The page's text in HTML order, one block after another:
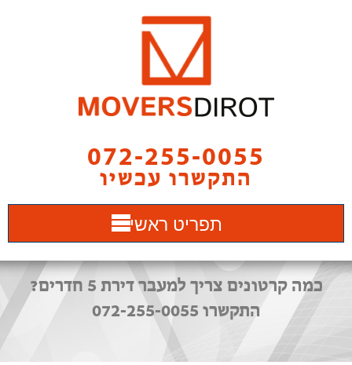
072-255-0055
התקשרו עכשיו
תפריט ראשי
כמה קרטונים צריך למעבר דירת 5 חדרים?
התקשרו 072-255-0055